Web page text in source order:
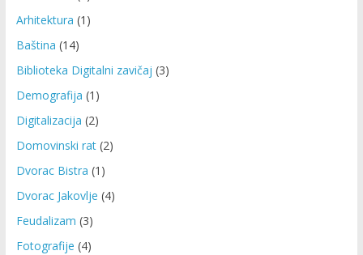
Arhitektura (1)
Baština (14)
Biblioteka Digitalni zavičaj (3)
Demografija (1)
Digitalizacija (2)
Domovinski rat(2)
Dvorac Bistra (1)
Dvorac Jakovlje (4)
Feudalizam (3)
Fotografije (4)